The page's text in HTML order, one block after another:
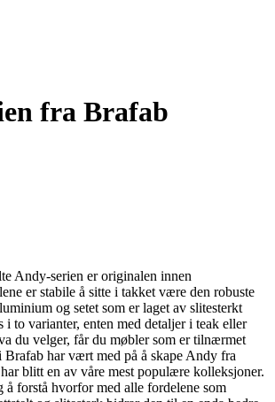
fra Brafab
Andy-serien er originalen innen
er stabile å sitte i takket være den robuste
og setet som er laget av slitesterkt
i to varianter, enten med detaljer i teak eller
du velger, får du møbler som er tilnærmet
har vært med på å skape Andy fra
blitt en av våre mest populære kolleksjoner.
å forstå hvorfor med alle fordelene som